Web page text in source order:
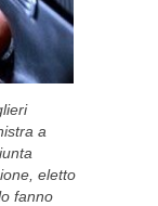
a
eletto
fanno